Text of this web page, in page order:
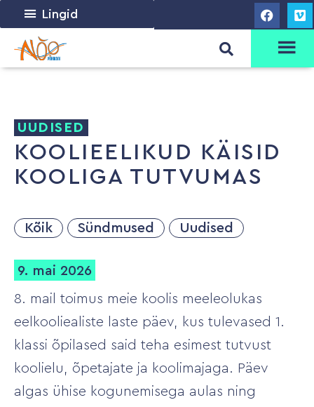
Lingid
UUDISED
KOOLIEELIKUD KÄISID
KOOLIGA TUTVUMAS
Kõik Sündmused Uudised
9. mai 2026
8. mail toimus meie koolis meeleolukas
eelkooliealiste laste päev, kus tulevased 1.
klassi õpilased said teha esimest tutvust
koolielu, õpetajate ja koolimajaga. Päev
algas ühise kogunemisega aulas ning